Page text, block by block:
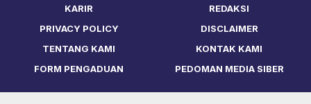
KARIR
REDAKSI
PRIVACY POLICY
DISCLAIMER
TENTANG KAMI
KONTAK KAMI
FORM PENGADUAN
PEDOMAN MEDIA SIBER